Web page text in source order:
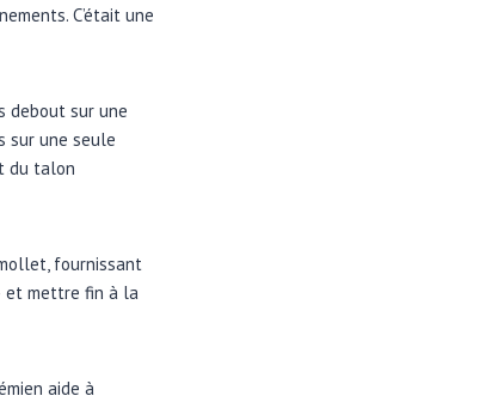
C’était une
debout sur une
sur une seule
du talon
fournissant
et mettre fin à la
aide à